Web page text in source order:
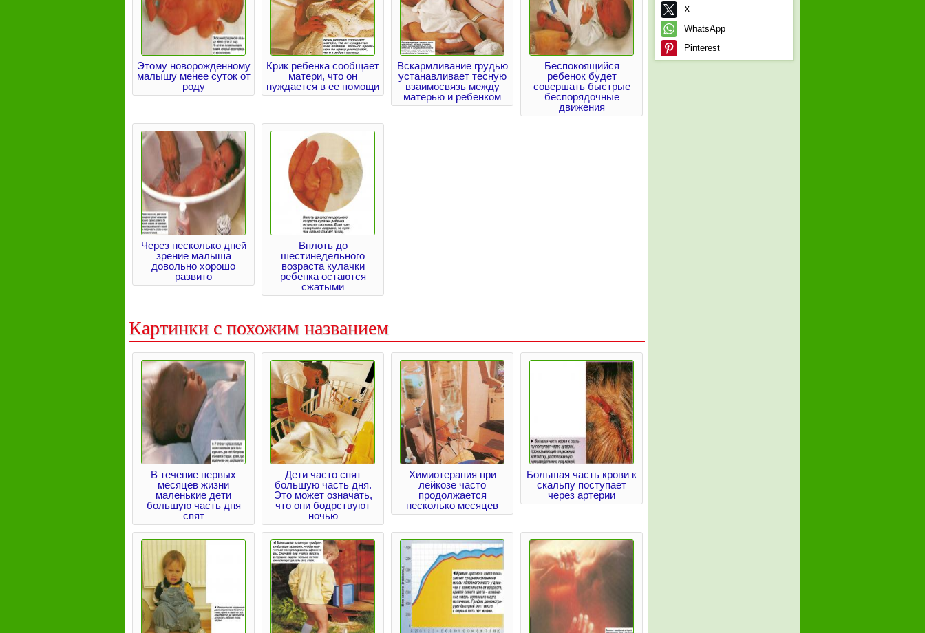
Этому новорожденному
малышу менее суток от
роду
Крик ребенка сообщает
матери, что он
нуждается в ее помощи
Вскармливание грудью
устанавливает тесную
взаимосвязь между
матерью и ребенком
Беспокоящийся
ребенок будет
совершать быстрые
беспорядочные
движения
Через несколько дней
зрение малыша
довольно хорошо
развито
Вплоть до
шестинедельного
возраста кулачки
ребенка остаются
сжатыми
Картинки с похожим названием
В течение первых
месяцев жизни
маленькие дети
большую часть дня
спят
Дети часто спят
большую часть дня.
Это может означать,
что они бодрствуют
ночью
Химиотерапия при
лейкозе часто
продолжается
несколько месяцев
Большая часть крови к
скальпу поступает
через артерии
X
WhatsApp
Pinterest